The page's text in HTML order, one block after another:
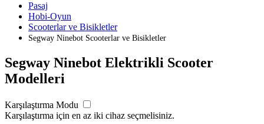
Pasaj
Hobi-Oyun
Scooterlar ve Bisikletler
Segway Ninebot Scooterlar ve Bisikletler
Segway Ninebot Elektrikli Scooter
Modelleri
Karşılaştırma Modu
Karşılaştırma için en az iki cihaz seçmelisiniz.